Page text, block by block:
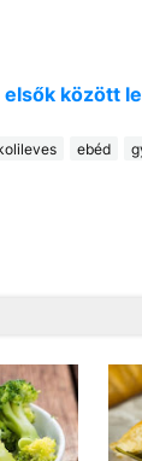
között
ebéd